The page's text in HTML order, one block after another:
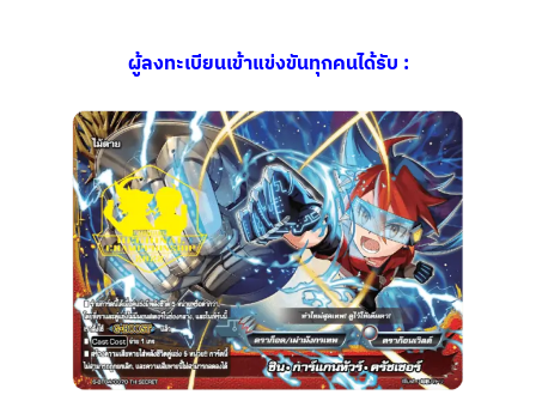
ผู้ลงทะเบียนเข้าแข่งขันทุกคนได้รับ :